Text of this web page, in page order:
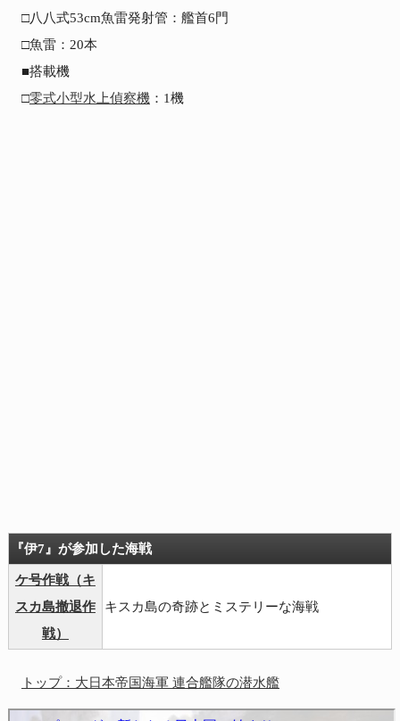
□八八式53cm魚雷発射管：艦首6門
□魚雷：20本
■搭載機
□零式小型水上偵察機：1機
『伊7』が参加した海戦
ケ号作戦（キ
スカ島撤退作
戦）
キスカ島の奇跡とミステリーな海戦
トップ：大日本帝国海軍 連合艦隊の潜水艦